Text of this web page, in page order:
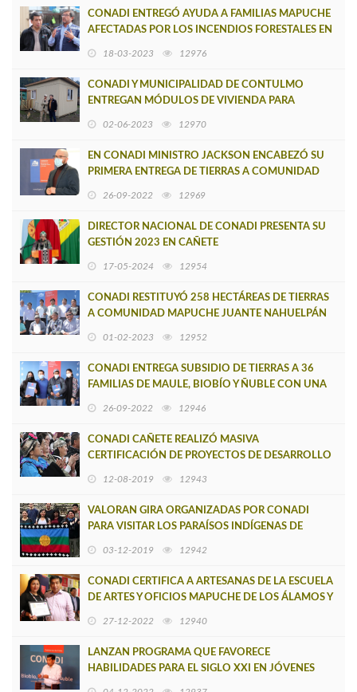
CONADI ENTREGÓ AYUDA A FAMILIAS MAPUCHE
AFECTADAS POR LOS INCENDIOS FORESTALES EN
18-03-2023 12976
CONADI Y MUNICIPALIDAD DE CONTULMO
ENTREGAN MÓDULOS DE VIVIENDA PARA
02-06-2023 12970
EN CONADI MINISTRO JACKSON ENCABEZÓ SU
PRIMERA ENTREGA DE TIERRAS A COMUNIDAD
26-09-2022 12969
DIRECTOR NACIONAL DE CONADI PRESENTA SU
GESTIÓN 2023 EN CAÑETE
17-05-2024 12954
CONADI RESTITUYÓ 258 HECTÁREAS DE TIERRAS
A COMUNIDAD MAPUCHE JUANTE NAHUELPÁN
01-02-2023 12952
CONADI ENTREGA SUBSIDIO DE TIERRAS A 36
FAMILIAS DE MAULE, BIOBÍO Y ÑUBLE CON UNA
26-09-2022 12946
CONADI CAÑETE REALIZÓ MASIVA
CERTIFICACIÓN DE PROYECTOS DE DESARROLLO
12-08-2019 12943
VALORAN GIRA ORGANIZADAS POR CONADI
PARA VISITAR LOS PARAÍSOS INDÍGENAS DE
03-12-2019 12942
CONADI CERTIFICA A ARTESANAS DE LA ESCUELA
DE ARTES Y OFICIOS MAPUCHE DE LOS ÁLAMOS Y
27-12-2022 12940
LANZAN PROGRAMA QUE FAVORECE
HABILIDADES PARA EL SIGLO XXI EN JÓVENES